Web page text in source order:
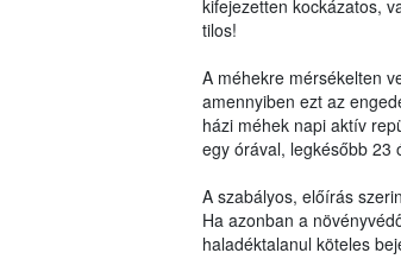
kifejezetten kockázatos,
tilos!
A méhekre mérsékelten
amennyiben ezt az
házi méhek napi aktív
egy órával, legkésőbb 23
A szabályos, előírás
Ha azonban a
haladéktalanul köteles